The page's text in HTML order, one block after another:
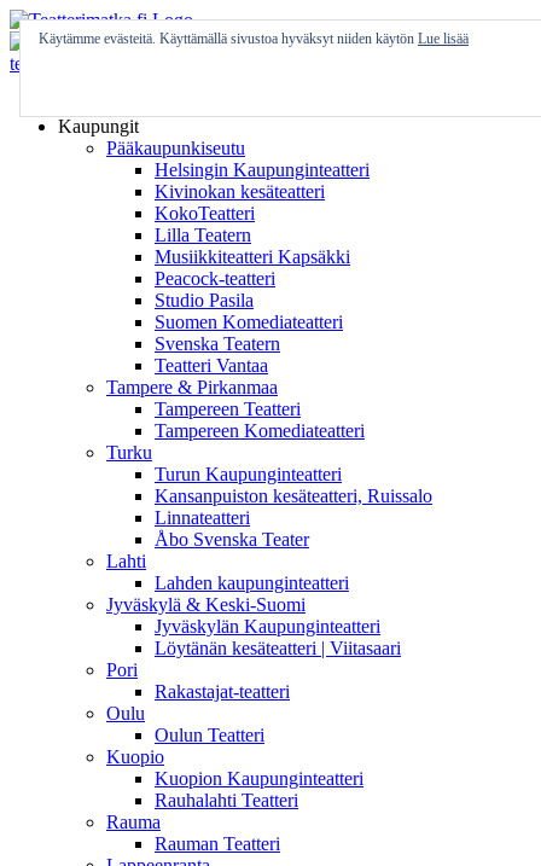
Skip
to
content
Kaupungit
Pääkaupunkiseutu
Helsingin Kaupunginteatteri
Kivinokan kesäteatteri
KokoTeatteri
Lilla Teatern
Musiikkiteatteri Kapsäkki
Peacock-teatteri
Studio Pasila
Suomen Komediateatteri
Svenska Teatern
Teatteri Vantaa
Tampere & Pirkanmaa
Tampereen Teatteri
Tampereen Komediateatteri
Turku
Turun Kaupunginteatteri
Kansanpuiston kesäteatteri, Ruissalo
Linnateatteri
Åbo Svenska Teater
Lahti
Lahden kaupunginteatteri
Jyväskylä & Keski-Suomi
Jyväskylän Kaupunginteatteri
Löytänän kesäteatteri | Viitasaari
Pori
Rakastajat-teatteri
Oulu
Oulun Teatteri
Kuopio
Kuopion Kaupunginteatteri
Rauhalahti Teatteri
Rauma
Rauman Teatteri
Käytämme evästeitä. Käyttämällä sivustoa hyväksyt niiden käytön Lue lisää